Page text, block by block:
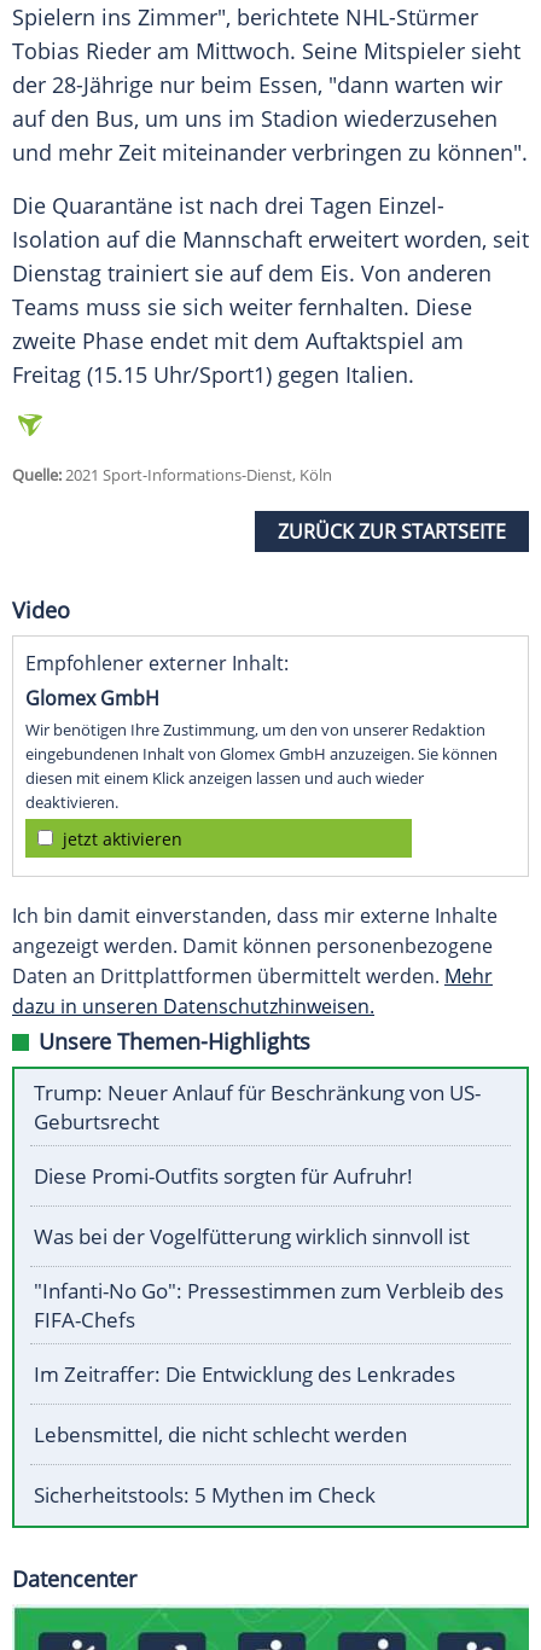
Spielern ins Zimmer", berichtete NHL-Stürmer
Tobias Rieder am Mittwoch. Seine Mitspieler sieht
der 28-Jährige nur beim Essen, "dann warten wir
auf den Bus, um uns im Stadion wiederzusehen
und mehr Zeit miteinander verbringen zu können".
Die Quarantäne ist nach drei Tagen Einzel-
Isolation auf die Mannschaft erweitert worden, seit
Dienstag trainiert sie auf dem Eis. Von anderen
Teams muss sie sich weiter fernhalten. Diese
zweite Phase endet mit dem Auftaktspiel am
Freitag (15.15 Uhr/Sport1) gegen Italien.
Quelle:2021 Sport-Informations-Dienst, Köln
ZURÜCK ZUR STARTSEITE
Video
Empfohlener externer Inhalt:
Glomex GmbH
Wir benötigen Ihre Zustimmung, um den von unserer Redaktion
eingebundenen Inhalt von Glomex GmbH anzuzeigen. Sie können
diesen mit einem Klick anzeigen lassen und auch wieder
deaktivieren.
jetzt aktivieren
Ich bin damit einverstanden, dass mir externe Inhalte
angezeigt werden. Damit können personenbezogene
Daten an Drittplattformen übermittelt werden. Mehr
dazu in unseren Datenschutzhinweisen.
Unsere Themen-Highlights
Trump: Neuer Anlauf für Beschränkung von US-
Geburtsrecht
Diese Promi-Outfits sorgten für Aufruhr!
Was bei der Vogelfütterung wirklich sinnvoll ist
"Infanti-No Go": Pressestimmen zum Verbleib des
FIFA-Chefs
Im Zeitraffer: Die Entwicklung des Lenkrades
Lebensmittel, die nicht schlecht werden
Sicherheitstools: 5 Mythen im Check
Datencenter